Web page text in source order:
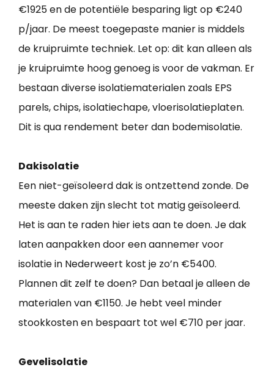
€1925 en de potentiële besparing ligt op €240
p/jaar. De meest toegepaste manier is middels
de kruipruimte techniek. Let op: dit kan alleen als
je kruipruimte hoog genoeg is voor de vakman. Er
bestaan diverse isolatiematerialen zoals EPS
parels, chips, isolatiechape, vloerisolatieplaten.
Dit is qua rendement beter dan bodemisolatie.
Dakisolatie
Een niet-geïsoleerd dak is ontzettend zonde. De
meeste daken zijn slecht tot matig geïsoleerd.
Het is aan te raden hier iets aan te doen. Je dak
laten aanpakken door een aannemer voor
isolatie in Nederweert kost je zo’n €5400.
Plannen dit zelf te doen? Dan betaal je alleen de
materialen van €1150. Je hebt veel minder
stookkosten en bespaart tot wel €710 per jaar.
Gevelisolatie